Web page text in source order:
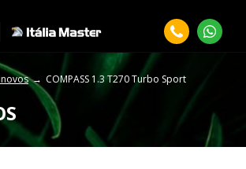
COMPASS 1.3 T270 Turbo Sport